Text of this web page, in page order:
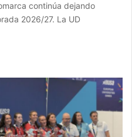
continúa dejando
2026/27. La UD